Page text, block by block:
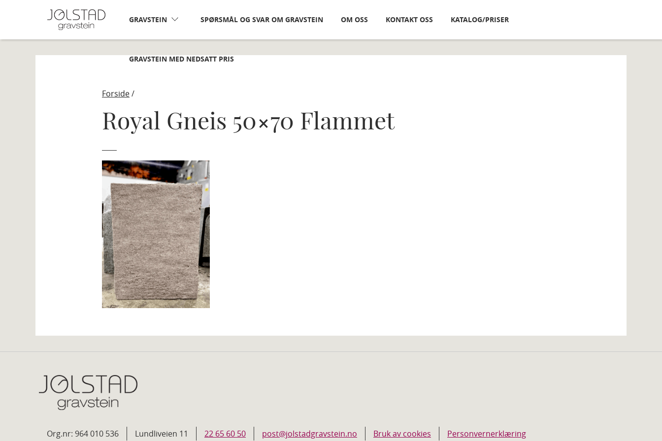
GRAVSTEIN SPØRSMÅL OG SVAR OM GRAVSTEIN OM OSS KONTAKT OSS KATALOG/PRISER
GRAVSTEIN MED NEDSATT PRIS
Forside/
Royal Gneis 50×70 Flammet
Org.nr: 964 010 536 Lundliveien 11 22 65 60 50 post@jolstadgravstein.no Bruk av cookies Personvernerklæring